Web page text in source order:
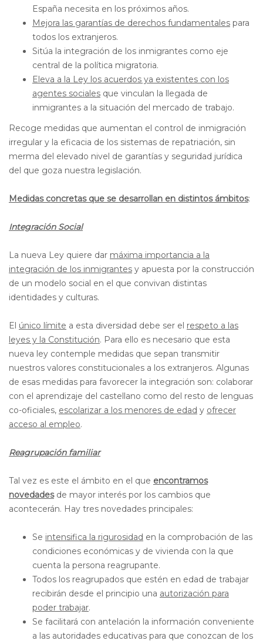
España necesita en los próximos años.
Mejora las garantías de derechos fundamentales para
todos los extranjeros.
Sitúa la integración de los inmigrantes como eje
central de la política migratoria.
Eleva a la Ley los acuerdos ya existentes con los
agentes sociales que vinculan la llegada de
inmigrantes a la situación del mercado de trabajo.
Recoge medidas que aumentan el control de inmigración
irregular y la eficacia de los sistemas de repatriación, sin
merma del elevado nivel de garantías y seguridad jurídica
del que goza nuestra legislación.
Medidas concretas que se desarrollan en distintos ámbitos:
Integración Social
La nueva Ley quiere dar máxima importancia a la
integración de los inmigrantes y apuesta por la construcción
de un modelo social en el que convivan distintas
identidades y culturas.
El único límite a esta diversidad debe ser el respeto a las
leyes y la Constitución. Para ello es necesario que esta
nueva ley contemple medidas que sepan transmitir
nuestros valores constitucionales a los extranjeros. Algunas
de esas medidas para favorecer la integración son: colaborar
con el aprendizaje del castellano como del resto de lenguas
co-oficiales, escolarizar a los menores de edad y ofrecer
acceso al empleo.
Reagrupación familiar
Tal vez es este el ámbito en el que encontramos
novedadesde mayor interés por los cambios que
acontecerán. Hay tres novedades principales:
Se intensifica la rigurosidad en la comprobación de las
condiciones económicas y de vivienda con la que
cuenta la persona reagrupante.
Todos los reagrupados que estén en edad de trabajar
recibirán desde el principio una autorización para
poder trabajar.
Se facilitará con antelación la información conveniente
a las autoridades educativas para que conozcan de los